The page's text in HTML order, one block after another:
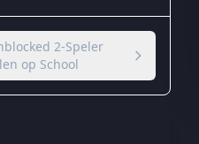
2-Speler
op School